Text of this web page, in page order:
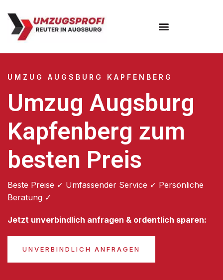
UMZUG AUGSBURG KAPFENBERG
Umzug Augsburg
Kapfenberg zum
besten Preis
Beste Preise ✓ Umfassender Service ✓ Persönliche
Beratung ✓
Jetzt unverbindlich anfragen & ordentlich sparen:
UNVERBINDLICH ANFRAGEN